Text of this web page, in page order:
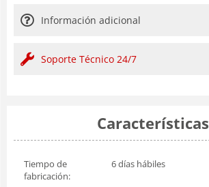
Información adicional
Soporte Técnico 24/7
Características
Tiempo de
fabricación:
6 días hábiles